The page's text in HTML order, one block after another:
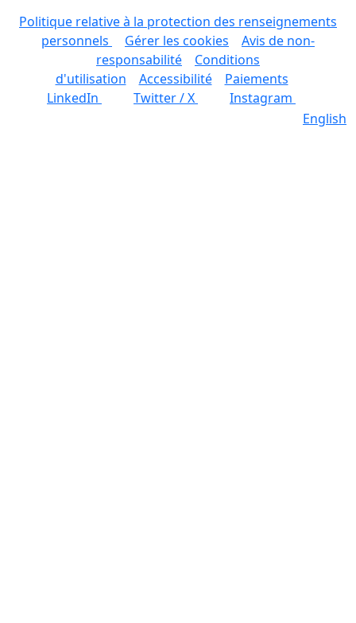
Politique relative à la protection des renseignements
personnels
Gérer les cookies
Avis de non-
responsabilité
Conditions
d'utilisation
Accessibilité
Paiements
LinkedIn
Twitter / X
Instagram
English